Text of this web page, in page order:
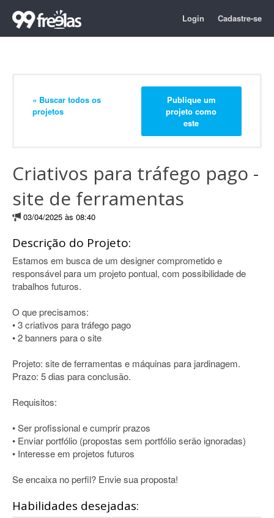
Login Cadastre-se
« Buscar todos os
projetos
Publique um
projeto como
este
Criativos para tráfego pago -
site de ferramentas
03/04/2025 às 08:40
Descrição do Projeto:
Estamos em busca de um designer comprometido e
responsável para um projeto pontual, com possibilidade de
trabalhos futuros.
O que precisamos:
• 3 criativos para tráfego pago
• 2 banners para o site
Projeto: site de ferramentas e máquinas para jardinagem.
Prazo: 5 dias para conclusão.
Requisitos:
• Ser profissional e cumprir prazos
• Enviar portfólio (propostas sem portfólio serão ignoradas)
• Interesse em projetos futuros
Se encaixa no perfil? Envie sua proposta!
Habilidades desejadas: